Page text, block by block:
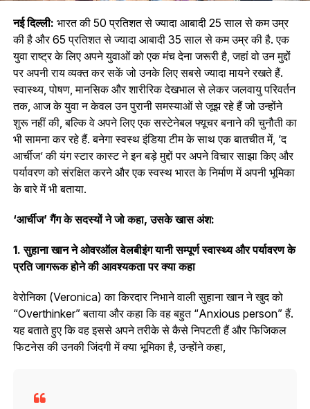
नई दिल्ली: भारत की 50 प्रतिशत से ज्यादा आबादी 25 साल से कम उम्र
की है और 65 प्रतिशत से ज्यादा आबादी 35 साल से कम उम्र की है. एक
युवा राष्ट्र के लिए अपने युवाओं को एक मंच देना जरूरी है, जहां वो उन मुद्दों
पर अपनी राय व्यक्त कर सकें जो उनके लिए सबसे ज्यादा मायने रखते हैं.
स्वास्थ्य, पोषण, मानसिक और शारीरिक देखभाल से लेकर जलवायु परिवर्तन
तक, आज के युवा न केवल उन पुरानी समस्याओं से जूझ रहे हैं जो उन्होंने
शुरू नहीं की, बल्कि वे अपने लिए एक सस्टेनेबल फ्यूचर बनाने की चुनौती का
भी सामना कर रहे हैं. बनेगा स्वस्थ इंडिया टीम के साथ एक बातचीत में, ‘द
आर्चीज’ की यंग स्टार कास्ट ने इन बड़े मुद्दों पर अपने विचार साझा किए और
पर्यावरण को संरक्षित करने और एक स्वस्थ भारत के निर्माण में अपनी भूमिका
के बारे में भी बताया.
‘आर्चीज’ गैंग के सदस्यों ने जो कहा, उसके खास अंश:
1. सुहाना खान ने ओवरऑल वेलबीइंग यानी सम्पूर्ण स्वास्थ्य और पर्यावरण के
प्रति जागरूक होने की आवश्यकता पर क्या कहा
वेरोनिका (Veronica) का किरदार निभाने वाली सुहाना खान ने खुद को
“Overthinker” बताया और कहा कि वह बहुत “Anxious person” हैं.
यह बताते हुए कि वह इससे अपने तरीके से कैसे निपटती हैं और फिजिकल
फिटनेस की उनकी जिंदगी में क्या भूमिका है, उन्होंने कहा,